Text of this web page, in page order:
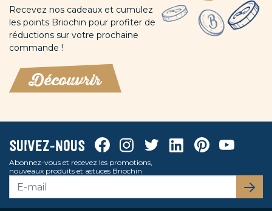
Recevez nos cadeaux et cumulez
les points Briochin pour profiter de
réductions sur votre prochaine
commande !
Découvrir
Suivez-nous FacebookInstagramTwitterLinkedinPinterestYoutube
Abonnez-vous et recevez les promotions,
nouveaux produits et astuces Briochin